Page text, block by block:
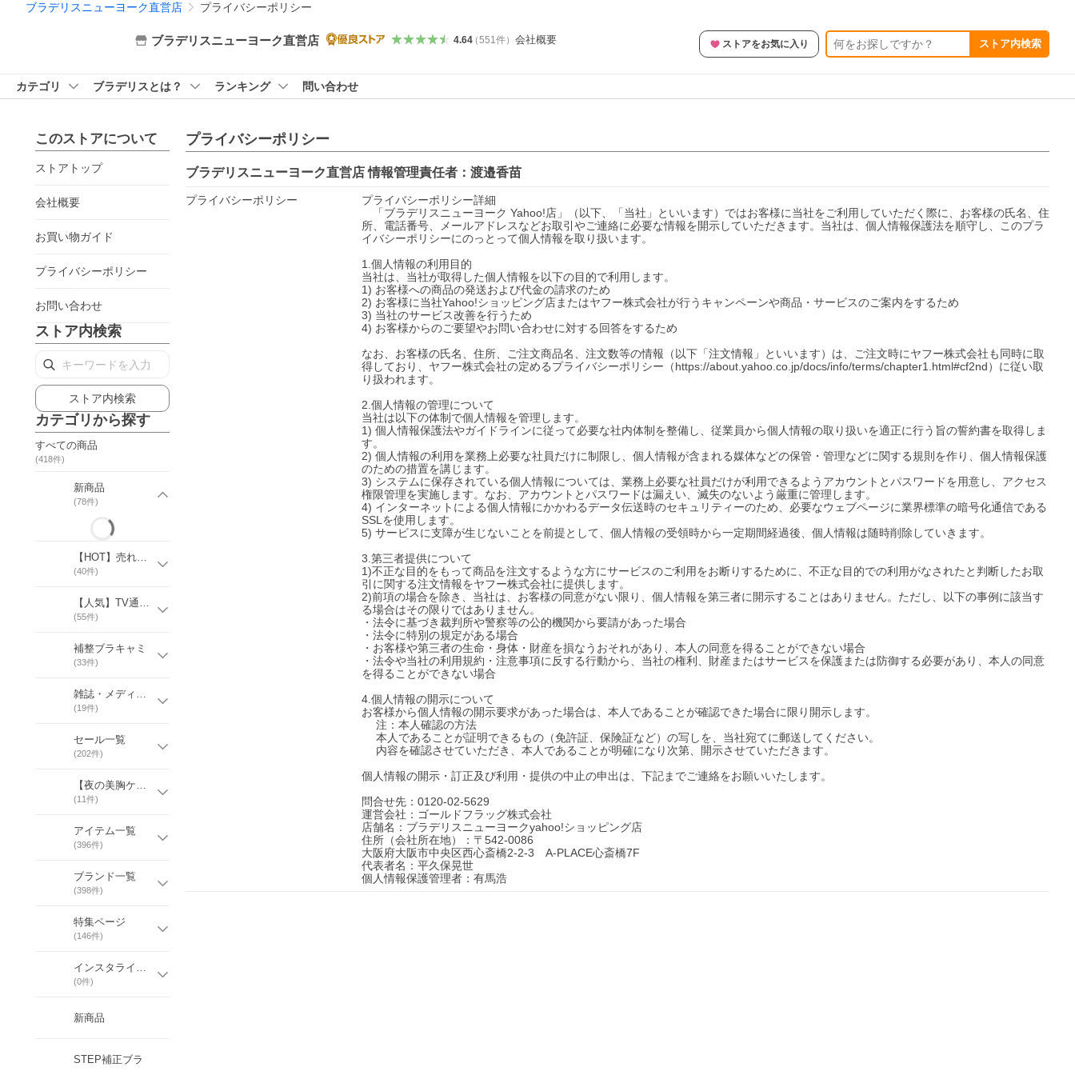
ブラデリスニューヨーク直営店 プライバシーポリシー
ブラデリスニューヨーク直営店 4.64（551 件） 会社概要 ストアをお気に入り ストア内検索
カテゴリ ブラデリスとは？ ランキング 問い合わせ
このストアについて
ストアトップ
会社概要
お買い物ガイド
プライバシーポリシー
お問い合わせ
ストア内検索
ストア内検索
カテゴリから探す
すべての商品
(418件)
新商品
(78件)
【HOT】売れ筋アイテム
(40件)
【人気】TV通販掲載アイテム
(55件)
補整ブラキャミ
(33件)
雑誌・メディア掲載アイテム
(19件)
セール一覧
(202件)
【夜の美胸ケア】ナイトブラ
(11件)
アイテム一覧
(396件)
ブランド一覧
(398件)
特集ページ
(146件)
インスタライブ配信
(0件)
新商品
STEP補正ブラ
プライバシーポリシー
ブラデリスニューヨーク直営店情報管理責任者： 渡邉香苗
プライバシーポリシー
プライバシーポリシー詳細
「ブラデリスニューヨーク Yahoo!店」（以下、「当社」といいます）ではお客様に当社をご利用していただく際に、お客様の氏名、住
所、電話番号、メールアドレスなどお取引やご連絡に必要な情報を開示していただきます。当社は、個人情報保護法を順守し、このプラ
イバシーポリシーにのっとって個人情報を取り扱います。
1.個人情報の利用目的
当社は、当社が取得した個人情報を以下の目的で利用します。
1) お客様への商品の発送および代金の請求のため
2) お客様に当社Yahoo!ショッピング店またはヤフー株式会社が行うキャンペーンや商品・サービスのご案内をするため
3) 当社のサービス改善を行うため
4) お客様からのご要望やお問い合わせに対する回答をするため
なお、お客様の氏名、住所、ご注文商品名、注文数等の情報（以下「注文情報」といいます）は、ご注文時にヤフー株式会社も同時に取
得しており、ヤフー株式会社の定めるプライバシーポリシー（https://about.yahoo.co.jp/docs/info/terms/chapter1.html#cf2nd）に従い取
り扱われます。
2.個人情報の管理について
当社は以下の体制で個人情報を管理します。
1) 個人情報保護法やガイドラインに従って必要な社内体制を整備し、従業員から個人情報の取り扱いを適正に行う旨の誓約書を取得しま
す。
2) 個人情報の利用を業務上必要な社員だけに制限し、個人情報が含まれる媒体などの保管・管理などに関する規則を作り、個人情報保護
のための措置を講じます。
3) システムに保存されている個人情報については、業務上必要な社員だけが利用できるようアカウントとパスワードを用意し、アクセス
権限管理を実施します。なお、アカウントとパスワードは漏えい、滅失のないよう厳重に管理します。
4) インターネットによる個人情報にかかわるデータ伝送時のセキュリティーのため、必要なウェブページに業界標準の暗号化通信である
SSLを使用します。
5) サービスに支障が生じないことを前提として、個人情報の受領時から一定期間経過後、個人情報は随時削除していきます。
3.第三者提供について
1)不正な目的をもって商品を注文するような方にサービスのご利用をお断りするために、不正な目的での利用がなされたと判断したお取
引に関する注文情報をヤフー株式会社に提供します。
2)前項の場合を除き、当社は、お客様の同意がない限り、個人情報を第三者に開示することはありません。ただし、以下の事例に該当す
る場合はその限りではありません。
・法令に基づき裁判所や警察等の公的機関から要請があった場合
・法令に特別の規定がある場合
・お客様や第三者の生命・身体・財産を損なうおそれがあり、本人の同意を得ることができない場合
・法令や当社の利用規約・注意事項に反する行動から、当社の権利、財産またはサービスを保護または防御する必要があり、本人の同意
を得ることができない場合
4.個人情報の開示について
お客様から個人情報の開示要求があった場合は、本人であることが確認できた場合に限り開示します。
注：本人確認の方法
本人であることが証明できるもの（免許証、保険証など）の写しを、当社宛てに郵送してください。
内容を確認させていただき、本人であることが明確になり次第、開示させていただきます。
個人情報の開示・訂正及び利用・提供の中止の申出は、下記までご連絡をお願いいたします。
問合せ先：0120-02-5629
運営会社：ゴールドフラッグ株式会社
店舗名：ブラデリスニューヨークyahoo!ショッピング店
住所（会社所在地）：〒542-0086
大阪府大阪市中央区西心斎橋2-2-3　A-PLACE心斎橋7F
代表者名：平久保晃世